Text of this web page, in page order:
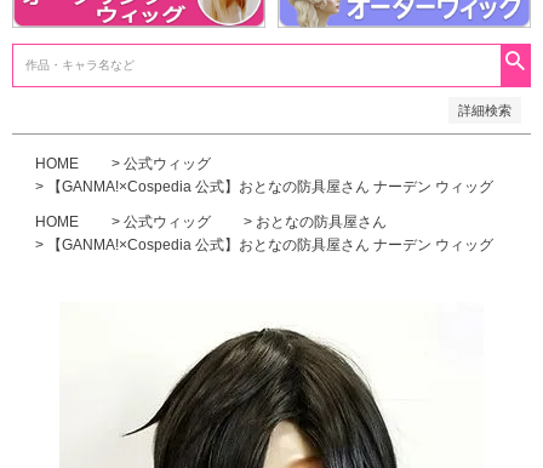
詳細検索
SALE中
HOME
公式ウィッグ
【GANMA!×Cospedia 公式】おとなの防具屋さん ナーデン ウィッグ
HOME 公式ウィッグ
おとなの防具屋さん
【GANMA!×Cospedia 公式】おとなの防具屋さん ナーデン ウィッグ